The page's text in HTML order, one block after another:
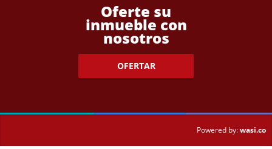
Oferte su
inmueble con
nosotros
OFERTAR
Powered by:wasi.co